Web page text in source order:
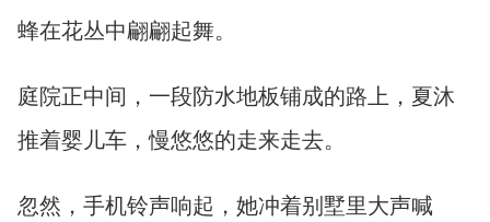
蜂在花丛中翩翩起舞。
庭院正中间，一段防水地板铺成的路上，夏沐
推着婴儿车，慢悠悠的走来走去。
忽然，手机铃声响起，她冲着别墅里大声喊